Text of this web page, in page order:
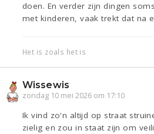
doen. En verder zijn dingen
met kinderen, vaak trekt dat na
Het is zoals het is
Wissewis
zondag 10 mei 2026 om 17:10
Ik vind zo'n altijd op straat
zielig en zou in staat zijn om